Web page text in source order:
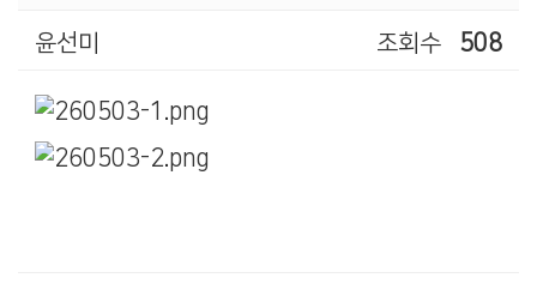
윤선미 조회수 508